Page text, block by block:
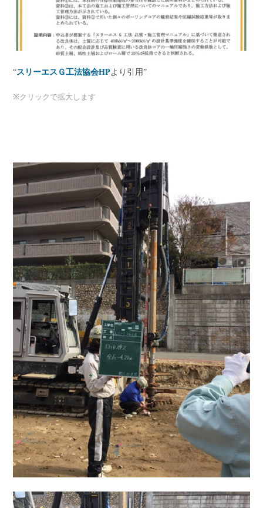
“スリーエスＧ工法協会HPより引用”
※クリックで拡大します